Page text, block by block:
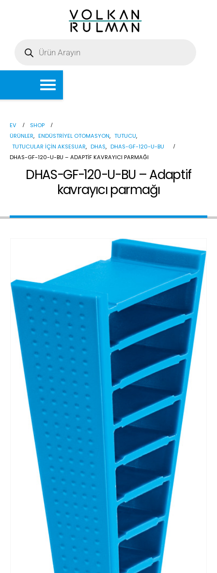
EV
SHOP
ÜRÜNLER, ENDÜSTRIYEL OTOMASYON, TUTUCU,
TUTUCULAR IÇIN AKSESUAR, DHAS, DHAS-GF-120-U-BU
DHAS-GF-120-U-BU – ADAPTIF KAVRAYICI PARMAĞI
DHAS-GF-120-U-BU – Adaptif
kavrayıcı parmağı